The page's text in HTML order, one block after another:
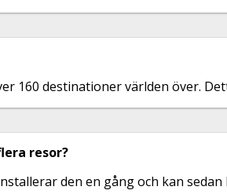
160 destinationer världen över.
resor?
den en gång och kan